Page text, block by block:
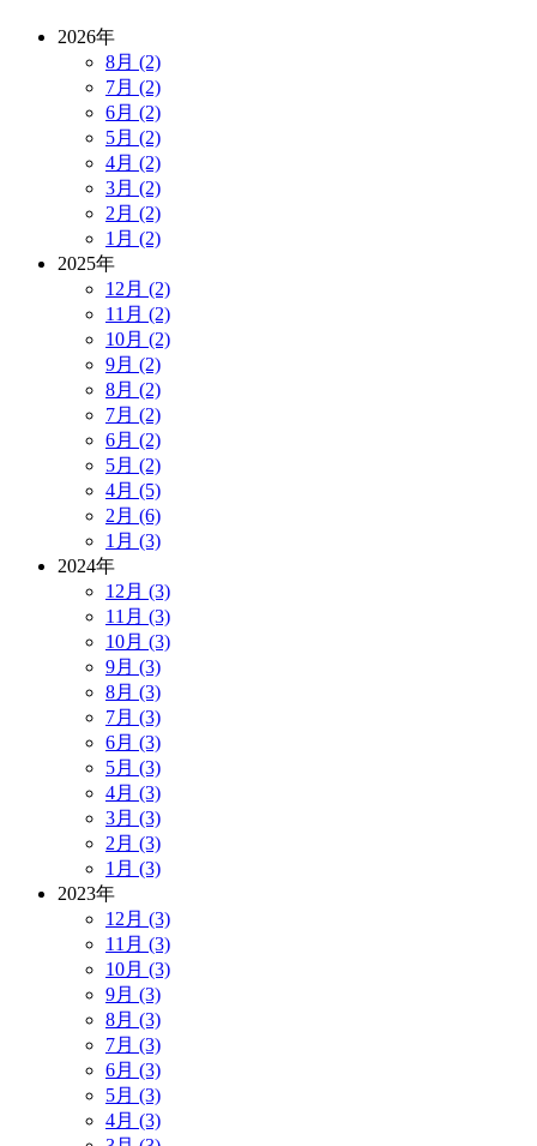
2026年
8月 (2)
7月 (2)
6月 (2)
5月 (2)
4月 (2)
3月 (2)
2月 (2)
1月 (2)
2025年
12月 (2)
11月 (2)
10月 (2)
9月 (2)
8月 (2)
7月 (2)
6月 (2)
5月 (2)
4月 (5)
2月 (6)
1月 (3)
2024年
12月 (3)
11月 (3)
10月 (3)
9月 (3)
8月 (3)
7月 (3)
6月 (3)
5月 (3)
4月 (3)
3月 (3)
2月 (3)
1月 (3)
2023年
12月 (3)
11月 (3)
10月 (3)
9月 (3)
8月 (3)
7月 (3)
6月 (3)
5月 (3)
4月 (3)